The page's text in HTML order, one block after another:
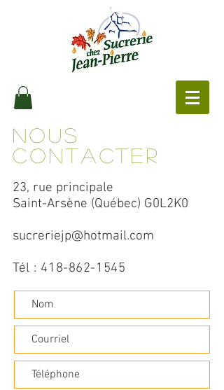
Nous
contacter
23, rue principale
Saint-Arsène (Québec) G0L2K0
sucreriejp@hotmail.com
Tél : 418-862-1545